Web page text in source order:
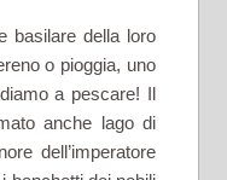
basilare della loro
o pioggia, uno
a pescare! Il
anche lago di
dell’imperatore